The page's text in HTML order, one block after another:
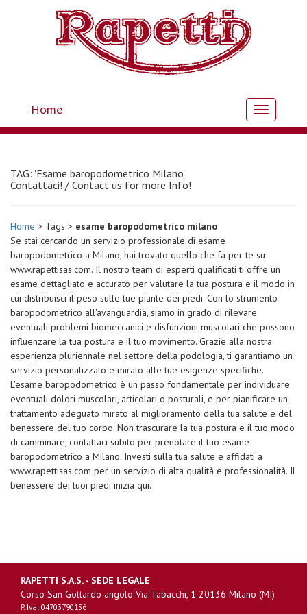
Toggle
navigation
Home
TAG: 'Esame baropodometrico Milano'
Contattaci! / Contact us for more Info!
Home > Tags > esame baropodometrico milano
Se stai cercando un servizio professionale di esame
baropodometrico a Milano, hai trovato quello che fa per te su
www.rapettisas.com. Il nostro team di esperti qualificati ti offre un
esame dettagliato e accurato per valutare la tua postura e il modo in
cui distribuisci il peso sulle tue piante dei piedi. Con lo strumento
baropodometrico all'avanguardia, siamo in grado di rilevare
eventuali problemi biomeccanici e disfunzioni muscolari che possono
influenzare la tua postura e il tuo movimento. Grazie alla nostra
esperienza pluriennale nel settore della podologia, ti garantiamo un
servizio personalizzato e mirato alle tue esigenze specifiche.
L'esame baropodometrico è un passo fondamentale per individuare
eventuali dolori muscolari, articolari o posturali, e per pianificare un
trattamento adeguato mirato al miglioramento della tua salute e del
benessere del tuo corpo. Non trascurare la tua postura e il tuo modo
di camminare, contattaci subito per prenotare il tuo esame
baropodometrico a Milano. Investi sulla tua salute e affidati a
www.rapettisas.com per un servizio di alta qualità e professionalità. Il
benessere dei tuoi piedi inizia qui.
RAPETTI S.A.S. - SEDE LEGALE
Corso San Gottardo angolo Via Tabacchi, 1 20136 Milano (MI)
P. Iva: 04703790156